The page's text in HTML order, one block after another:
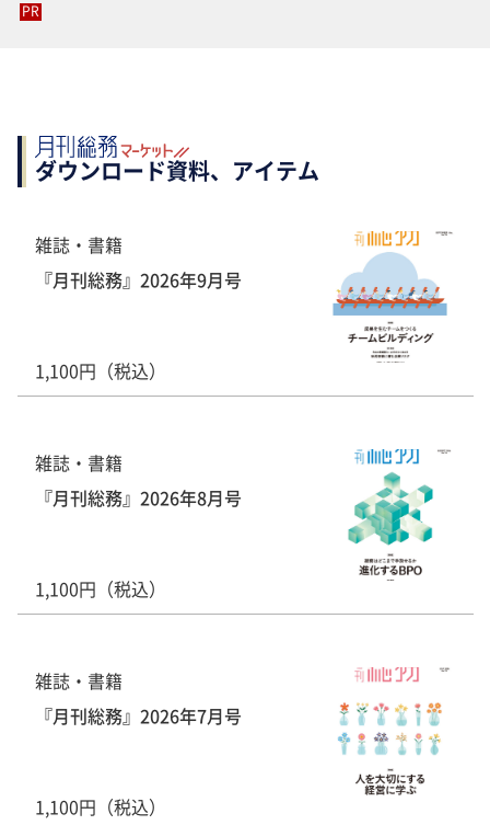
PR
ダウンロード資料、アイテム
雑誌・書籍
『月刊総務』2026年9月号
1,100円（税込）
雑誌・書籍
『月刊総務』2026年8月号
1,100円（税込）
雑誌・書籍
『月刊総務』2026年7月号
1,100円（税込）